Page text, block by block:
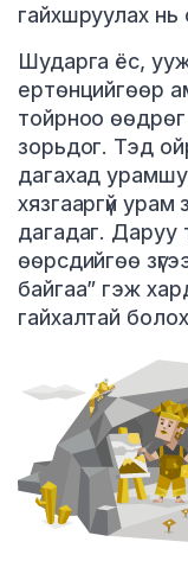
гайхшруулах нь
Шударга ёс,
ертөнцийгөөр
тойрноо өөдрөг
зорьдог. Тэд
дагахад
хязгааргүй
дагадаг. Даруу
өөрсдийгөө
байгаа” гэж
гайхалтай